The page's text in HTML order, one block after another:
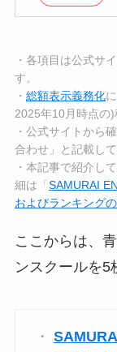
・各項目は公式サ
す。
・ 総額表示義務化
2025年10月時点の)
・公式サイトから
合わせ」と記載して
・本記事で紹介し
細は「 SAMURAI
およびランキング
ここからは、
ンスクールを5